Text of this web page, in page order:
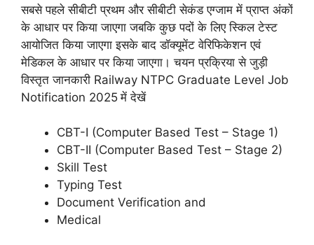
सबसे पहले सीबीटी प्रथम और सीबीटी सेकंड एग्जाम में प्राप्त अंकों
के आधार पर किया जाएगा जबकि कुछ पदों के लिए स्किल टेस्ट
आयोजित किया जाएगा इसके बाद डॉक्यूमेंट वेरिफिकेशन एवं
मेडिकल के आधार पर किया जाएगा। चयन प्रक्रिया से जुड़ी
विस्तृत जानकारी Railway NTPC Graduate Level Job
Notification 2025 में देखें
CBT-I (Computer Based Test – Stage 1)
CBT-II (Computer Based Test – Stage 2)
Skill Test
Typing Test
Document Verification and
Medical